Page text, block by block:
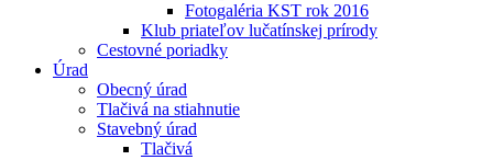
Fotogaléria KST rok 2016
Klub priateľov lučatínskej prírody
Cestovné poriadky
Úrad
Obecný úrad
Tlačivá na stiahnutie
Stavebný úrad
Tlačivá